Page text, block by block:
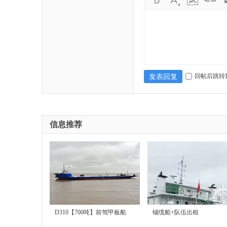
发表回复 回帖后跳转
信息推荐
D310【700吨】前驾甲板船 铺缆船+队伍出租